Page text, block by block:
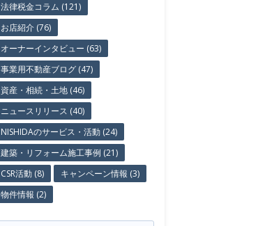
法律税金コラム (121)
お店紹介 (76)
オーナーインタビュー (63)
事業用不動産ブログ (47)
資産・相続・土地 (46)
ニュースリリース (40)
NISHIDAのサービス・活動 (24)
建築・リフォーム施工事例 (21)
CSR活動 (8)
キャンペーン情報 (3)
物件情報 (2)